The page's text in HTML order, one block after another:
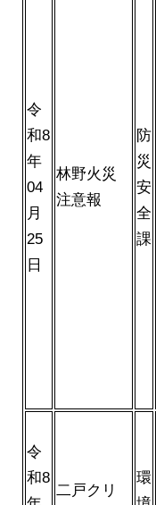
令
和8
年
04
月
25
日
林野火災
注意報
防
災
安
全
課
令
和8
二戸クリ
環